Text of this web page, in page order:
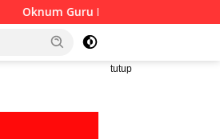
Langgar Disiplin Jam Kerja
tutup